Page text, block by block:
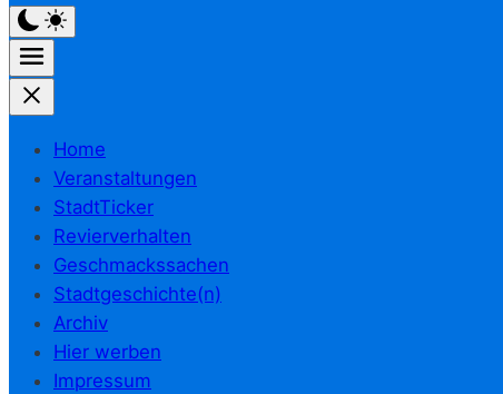
Home
Veranstaltungen
StadtTicker
Revierverhalten
Geschmackssachen
Stadtgeschichte(n)
Archiv
Hier werben
Impressum